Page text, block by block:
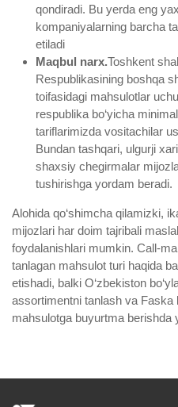
qondiradi. Bu yerda eng
kompaniyalarning barcha
etiladi
Maqbul narx.Toshkent
Respublikasining boshqa
toifasidagi mahsulotlar
respublika bo‘yicha
tariflarimizda vositachilar
Bundan tashqari, ulgurji
shaxsiy chegirmalar
tushirishga yordam beradi.
Alohida qo‘shimcha qilamizki,
mijozlari har doim tajribali
foydalanishlari mumkin. Call-
tanlagan mahsulot turi haqida
etishadi, balki O‘zbekiston
assortimentni tanlash va
mahsulotga buyurtma berishda